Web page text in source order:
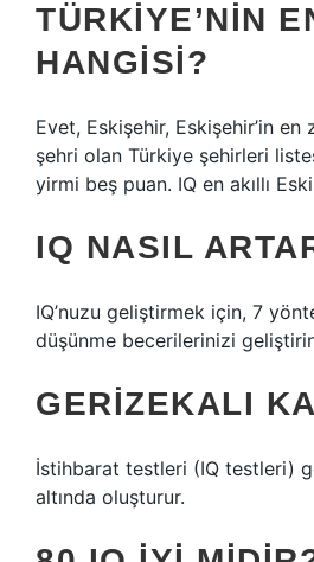
TÜRKIYE’NIN
HANGISI?
Evet, Eskişehir, Eskişehir’in
şehri olan Türkiye şehirleri
yirmi beş puan. IQ en akıllı
IQ NASIL
IQ’nuzu geliştirmek için, 7
düşünme becerilerinizi
GERIZEKALI
İstihbarat testleri (IQ testleri)
altında oluşturur.